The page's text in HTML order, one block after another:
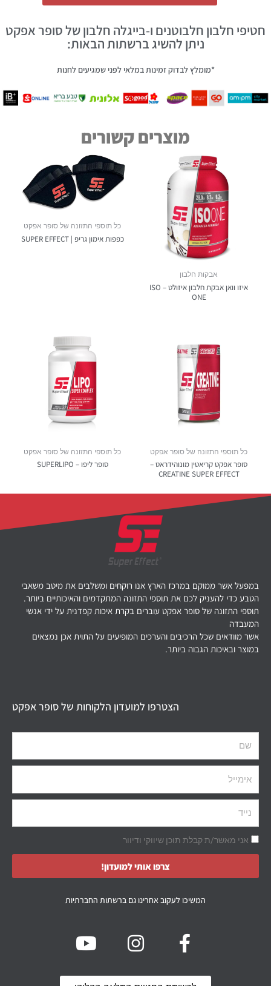
חטיפי חלבון חלבוטנים ו-בייגלה חלבון של סופר אפקט
ניתן להשיג ברשתות הבאות:
*מומלץ לבדוק זמינות במלאי לפני שמגיעים לחנות
מוצרים קשורים
אבקות חלבון
איזו וואן אבקת חלבון איזולט – ISO
ONE
כל תוספי התזונה של סופר אפקט
כפפות אימון גריפ | SUPER EFFECT
כל תוספי התזונה של סופר אפקט
סופר אפקט קריאטין מונוהידראט –
CREATINE SUPER EFFECT
כל תוספי התזונה של סופר אפקט
סופר ליפו – SUPERLIPO
במפעל אשר ממוקם במרכז הארץ אנו רוקחים ומשלבים את מיטב משאבי
הטבע כדי להעניק לכם את תוספי התזונה המתקדמים והאיכותיים ביותר.
תוספי התזונה של סופר אפקט עוברים בקרת איכות קפדנית על ידי אנשי
המעבדה
אשר מוודאים שכל הרכיבים והערכים המופיעים על התוית אכן נמצאים
במוצר ובאיכות הגבוה ביותר.
הצטרפו למועדון הלקוחות של סופר אפקט
אני מאשר/ת קבלת תוכן שיווקי ודיוור
צרפו אותי למועדון!
המשיכו לעקוב אחרינו גם ברשתות החברתיות